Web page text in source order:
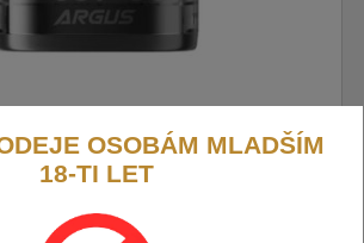
Pod Top Fill náhradní
OSOBÁM MLADŠÍM
18-TI LET